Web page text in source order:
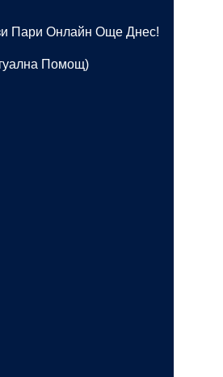
Пари Онлайн Още Днес!
Помощ)